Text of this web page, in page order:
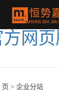
网
页 > 企业分站